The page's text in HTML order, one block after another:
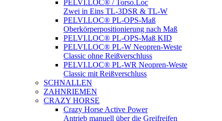
PELVI.LOC® / Torso.Loc
Zwei in Eins TL-3DSR & TL-W
PELVI.LOC® PL-OPS-Maß
Oberkörperpositionierung nach Maß
PELVI.LOC® PL-OPS-Maß KID
PELVI.LOC® PL-W Neopren-Weste
Classic ohne Reißverschluss
PELVI.LOC® PL-WR Neopren-Weste
Classic mit Reißverschluss
SCHNALLEN
ZAHNRIEMEN
CRAZY HORSE
Crazy Horse Active Power
Antrieb manuell über die Greifreifen